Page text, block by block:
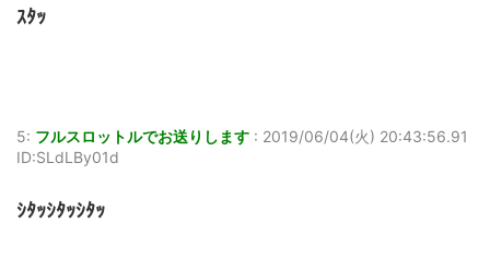
ｽﾀｯ
5: フルスロットルでお送りします : 2019/06/04(火) 20:43:56.91
ID:SLdLBy01d
ｼﾀｯｼﾀｯｼﾀｯ